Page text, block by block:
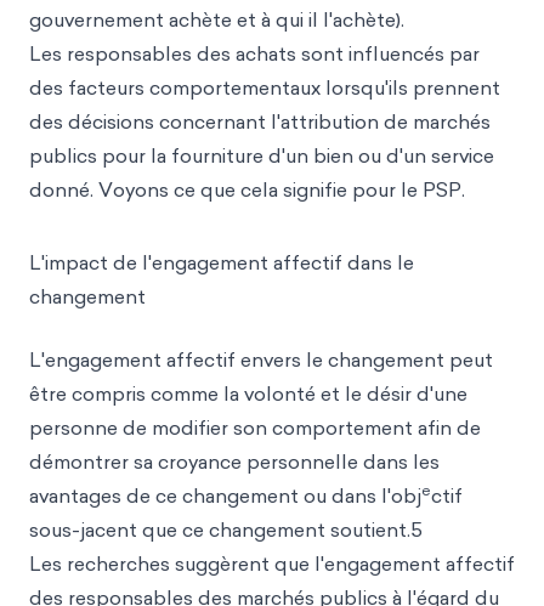
gouvernement achète et à qui il l'achète).
Les responsables des achats sont influencés par
des facteurs comportementaux lorsqu'ils prennent
des décisions concernant l'attribution de marchés
publics pour la fourniture d'un bien ou d'un service
donné. Voyons ce que cela signifie pour le PSP.
L'impact de l'engagement affectif dans le
changement
L'engagement affectif envers le changement peut
être compris comme la volonté et le désir d'une
personne de modifier son comportement afin de
démontrer sa croyance personnelle dans les
avantages de ce changement ou dans l'objectif
sous-jacent que ce changement soutient.5
Les recherches suggèrent que l'engagement affectif
des responsables des marchés publics à l'égard du